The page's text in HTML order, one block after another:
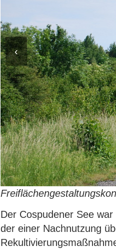
‹
Der Cospudener See
der einer Nachnutzung